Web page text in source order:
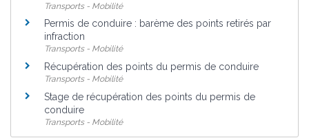
Transports - Mobilité
Permis de conduire : barème des points retirés par
infraction
Transports - Mobilité
Récupération des points du permis de conduire
Transports - Mobilité
Stage de récupération des points du permis de
conduire
Transports - Mobilité